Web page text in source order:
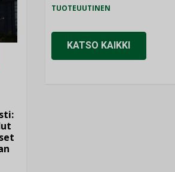
TUOTEUUTINEN
KATSO KAIKKI